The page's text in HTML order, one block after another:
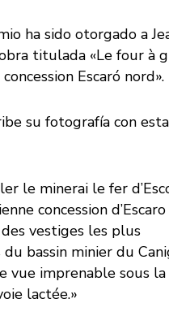
ha sido otorgado a
titulada «Le four à
Escaró nord».
su fotografía con
le minerai le fer
concession
vestiges les plus
bassin minier du
vue imprenable sous
lactée.»